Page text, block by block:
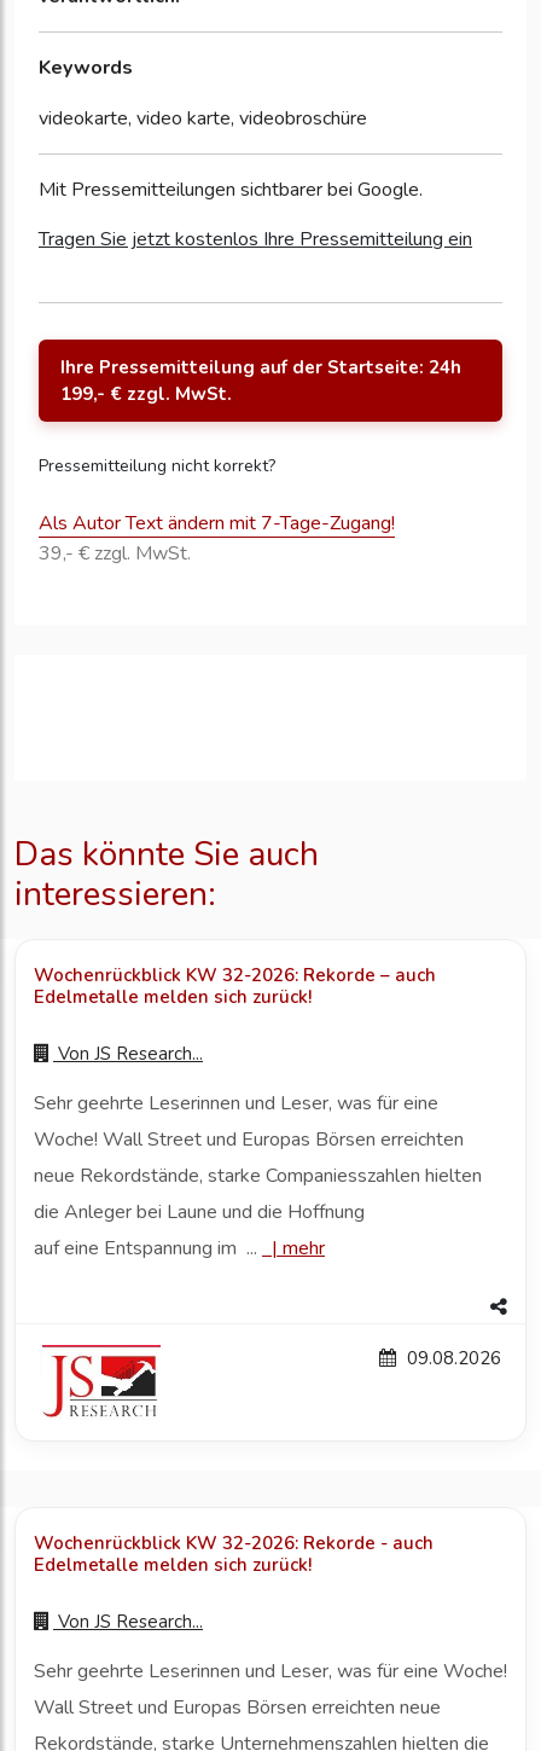
Keywords
videokarte, video karte, videobroschüre
Mit Pressemitteilungen sichtbarer bei Google.
Tragen Sie jetzt kostenlos Ihre Pressemitteilung ein
Ihre Pressemitteilung auf der Startseite: 24h
199,- € zzgl. MwSt.
Pressemitteilung nicht korrekt?
Als Autor Text ändern mit 7-Tage-Zugang!
39,- € zzgl. MwSt.
Das könnte Sie auch
interessieren:
Wochenrückblick KW 32-2026: Rekorde – auch
Edelmetalle melden sich zurück!
Von JS Research...
Sehr geehrte Leserinnen und Leser, was für eine
Woche! Wall Street und Europas Börsen erreichten
neue Rekordstände, starke Companiesszahlen hielten
die Anleger bei Laune und die Hoffnung
auf eine Entspannung im ...
| mehr
09.08.2026
Wochenrückblick KW 32-2026: Rekorde - auch
Edelmetalle melden sich zurück!
Von JS Research...
Sehr geehrte Leserinnen und Leser, was für eine Woche!
Wall Street und Europas Börsen erreichten neue
Rekordstände, starke Unternehmenszahlen hielten die